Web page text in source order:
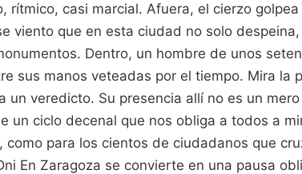
rítmico, casi marcial. Afuera, el cierzo
viento que en esta ciudad no solo
Dentro, un hombre de unos
sus manos veteadas por el tiempo. Mira la
un veredicto. Su presencia allí no es un
un ciclo decenal que nos obliga a todos a
como para los cientos de ciudadanos que
En Zaragoza se convierte en una pausa